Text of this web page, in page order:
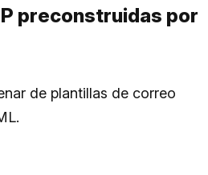
preconstruidas por
de plantillas de correo